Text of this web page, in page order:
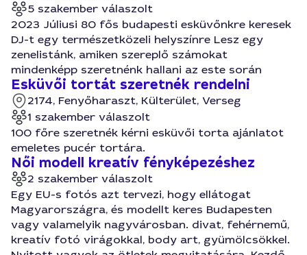
5 szakember válaszolt
2023 Júliusi 80 fős budapesti esküvőnkre keresek
DJ-t egy természetközeli helyszínre Lesz egy
zenelistánk, amiken szereplő számokat
mindenképp szeretnénk hallani az este során
Esküvői tortát szeretnék rendelni
2174, Fenyőharaszt, Külterület, Verseg
1 szakember válaszolt
100 főre szeretnék kérni esküvői torta ajánlatot
emeletes pucér tortára.
Női modell kreatív fényképezéshez
2 szakember válaszolt
Egy EU-s fotós azt tervezi, hogy ellátogat
Magyarországra, és modellt keres Budapesten
vagy valamelyik nagyvárosban. divat, fehérnemű,
kreatív fotó virágokkal, body art, gyümölcsökkel.